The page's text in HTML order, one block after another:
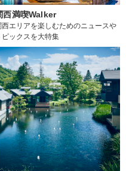
西満喫Walker
西エリアを楽しむためのニュースや
ピックスを大特集